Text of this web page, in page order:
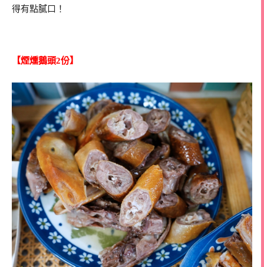
得有點膩口！
【煙燻鵝頭2份】